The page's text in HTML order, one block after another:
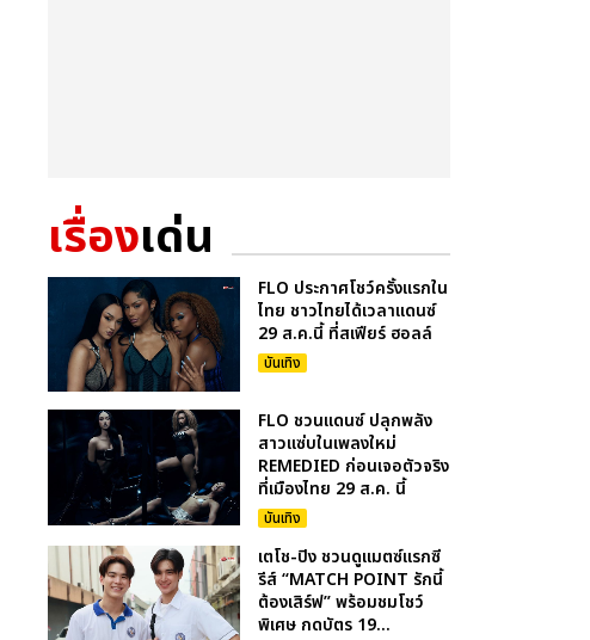
เรื่องเด่น
FLO ประกาศโชว์ครั้งแรกใน
ไทย ชาวไทยได้เวลาแดนซ์
29 ส.ค.นี้ ที่สเฟียร์ ฮอลล์
บันเทิง
FLO ชวนแดนซ์ ปลุกพลัง
สาวแซ่บในเพลงใหม่
REMEDIED ก่อนเจอตัวจริง
ที่เมืองไทย 29 ส.ค. นี้
บันเทิง
เตโช-ปิง ชวนดูแมตซ์แรกซี
รีส์ “MATCH POINT รักนี้
ต้องเสิร์ฟ” พร้อมชมโชว์
พิเศษ กดบัตร 19...